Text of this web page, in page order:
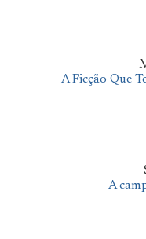
A Ficção Que
A